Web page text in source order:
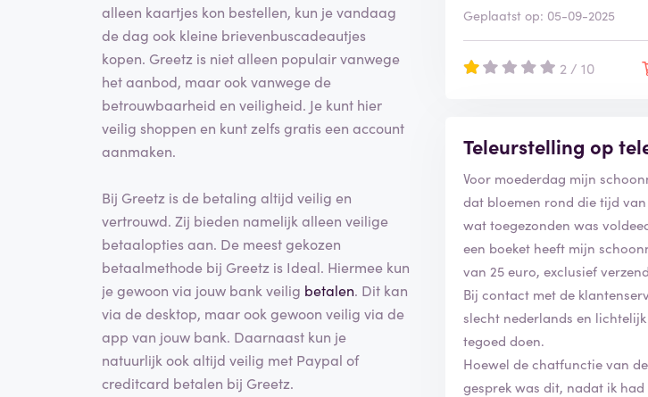
alleen kaartjes kon bestellen, kun je vandaag
de dag ook kleine brievenbuscadeautjes
kopen. Greetz is niet alleen populair vanwege
het aanbod, maar ook vanwege de
betrouwbaarheid en veiligheid. Je kunt hier
veilig shoppen en kunt zelfs gratis een account
aanmaken.
Bij Greetz is de betaling altijd veilig en
vertrouwd. Zij bieden namelijk alleen veilige
betaalopties aan. De meest gekozen
betaalmethode bij Greetz is Ideal. Hiermee kun
je gewoon via jouw bank veilig betalen. Dit kan
via de desktop, maar ook gewoon veilig via de
app van jouw bank. Daarnaast kun je
natuurlijk ook altijd veilig met Paypal of
creditcard betalen bij Greetz.
Geplaatst op: 05-09-2025
2 / 10
Teleurstelling op
Voor moederdag mijn
dat bloemen rond die tijd
wat toegezonden was
een boeket heeft mijn
van 25 euro, exclusief
Bij contact met de
slecht nederlands en
tegoed doen.
Hoewel de chatfunctie van
gesprek was dit, nadat ik